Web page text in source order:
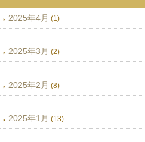
2025年4月 (1)
2025年3月 (2)
2025年2月 (8)
2025年1月 (13)